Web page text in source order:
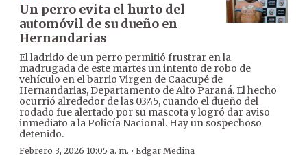
Un perro evita el hurto del
automóvil de su dueño en
Hernandarias
El ladrido de un perro permitió frustrar en la
madrugada de este martes un intento de robo de
vehículo en el barrio Virgen de Caacupé de
Hernandarias, Departamento de Alto Paraná. El hecho
ocurrió alrededor de las 03:45, cuando el dueño del
rodado fue alertado por su mascota y logró dar aviso
inmediato a la Policía Nacional. Hay un sospechoso
detenido.
Febrero 3, 2026 10:05 a. m. · Edgar Medina